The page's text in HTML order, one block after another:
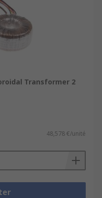
Transformer 2
48,578 €/unité